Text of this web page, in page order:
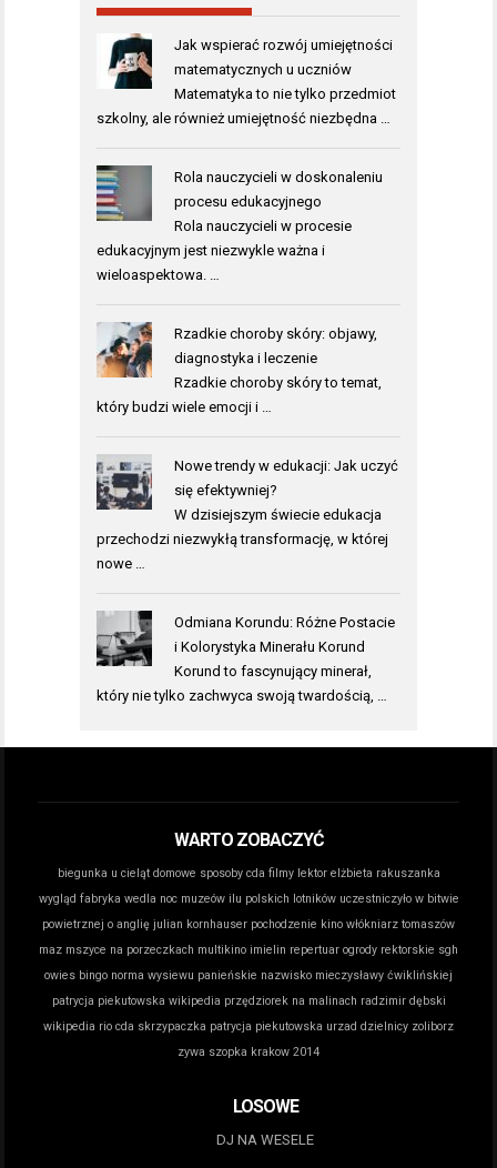
Jak wspierać rozwój umiejętności
matematycznych u uczniów
Matematyka to nie tylko przedmiot
szkolny, ale również umiejętność niezbędna …
Rola nauczycieli w doskonaleniu
procesu edukacyjnego
Rola nauczycieli w procesie
edukacyjnym jest niezwykle ważna i
wieloaspektowa. …
Rzadkie choroby skóry: objawy,
diagnostyka i leczenie
Rzadkie choroby skóry to temat,
który budzi wiele emocji i …
Nowe trendy w edukacji: Jak uczyć
się efektywniej?
W dzisiejszym świecie edukacja
przechodzi niezwykłą transformację, w której
nowe …
Odmiana Korundu: Różne Postacie
i Kolorystyka Minerału Korund
Korund to fascynujący minerał,
który nie tylko zachwyca swoją twardością, …
WARTO ZOBACZYĆ
biegunka u cieląt domowe sposoby cda filmy lektor elżbieta rakuszanka
wygląd fabryka wedla noc muzeów ilu polskich lotników uczestniczyło w bitwie
powietrznej o anglię julian kornhauser pochodzenie kino włókniarz tomaszów
maz mszyce na porzeczkach multikino imielin repertuar ogrody rektorskie sgh
owies bingo norma wysiewu panieńskie nazwisko mieczysławy ćwiklińskiej
patrycja piekutowska wikipedia przędziorek na malinach radzimir dębski
wikipedia rio cda skrzypaczka patrycja piekutowska urzad dzielnicy zoliborz
zywa szopka krakow 2014
LOSOWE
DJ NA WESELE